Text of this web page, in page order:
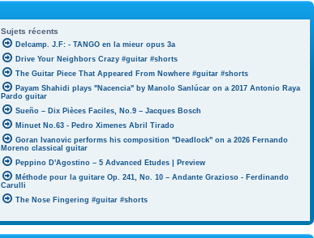
Sujets récents
Delcamp. J.F: - TANGO en la mieur opus 3a
Drive Your Neighbors Crazy #guitar #shorts
The Guitar Piece That Appeared From Nowhere #guitar #shorts
Payam Shahidi plays "Nacencia" by Manolo Sanlúcar on a 2017 Antonio Raya
Pardo guitar
Sueño – Dix Pièces Faciles, No.9 – Jacques Bosch
Minuet No.63 - Pedro Ximenes Abril Tirado
Goran Ivanovic performs his composition "Deadlock" on a 2026 Fernando
Moreno classical guitar
Peppino D'Agostino – 5 Advanced Etudes | Preview
Méthode pour la guitare Op. 241, No. 10 – Andante Grazioso - Ferdinando
Carulli
The Nose Fingering #guitar #shorts